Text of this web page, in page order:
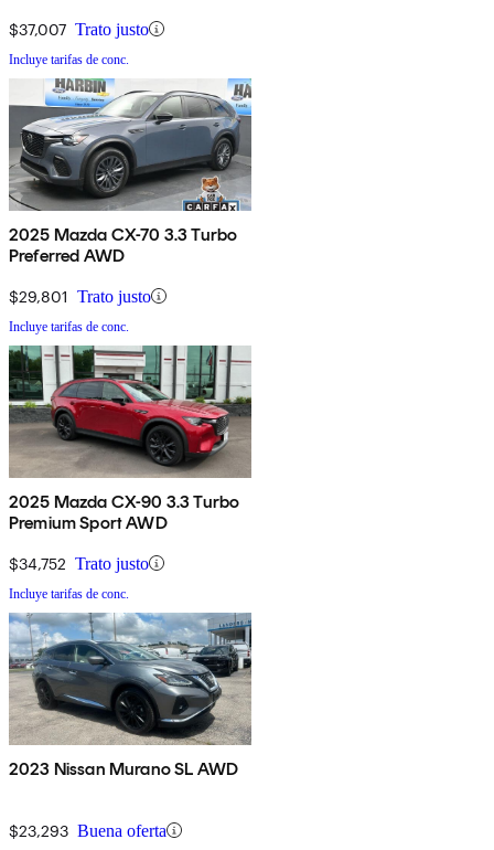
$37,007 Trato justo
Incluye tarifas de conc.
2025 Mazda CX-70 3.3 Turbo
Preferred AWD
$29,801 Trato justo
Incluye tarifas de conc.
2025 Mazda CX-90 3.3 Turbo
Premium Sport AWD
$34,752 Trato justo
Incluye tarifas de conc.
2023 Nissan Murano SL AWD
$23,293 Buena oferta